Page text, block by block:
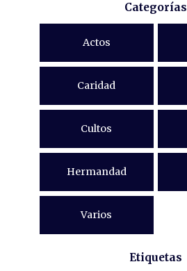
Categorías
Actos
Caridad
Cultos
Hermandad
Varios
Etiquetas